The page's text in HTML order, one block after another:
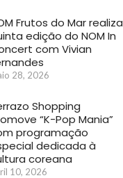
Frutos do Mar realiza
edição do NOM In
com Vivian
28, 2026
Shopping
“K-Pop Mania”
programação
dedicada à
coreana
10, 2026